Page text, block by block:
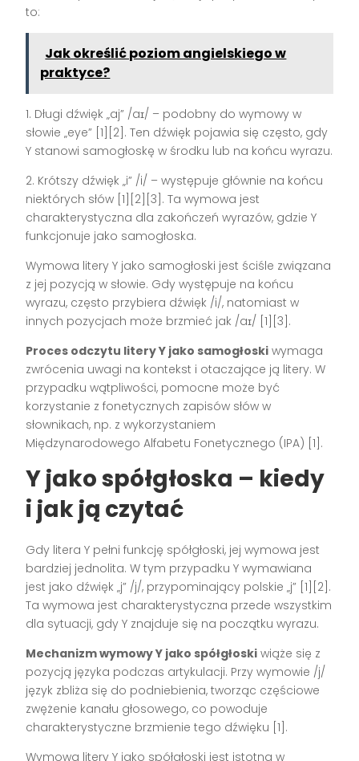
to:
Jak określić poziom angielskiego w
praktyce?
1. Długi dźwięk „aj” /aɪ/ – podobny do wymowy w
słowie „eye” [1][2]. Ten dźwięk pojawia się często, gdy
Y stanowi samogłoskę w środku lub na końcu wyrazu.
2. Krótszy dźwięk „i” /i/ – występuje głównie na końcu
niektórych słów [1][2][3]. Ta wymowa jest
charakterystyczna dla zakończeń wyrazów, gdzie Y
funkcjonuje jako samogłoska.
Wymowa litery Y jako samogłoski jest ściśle związana
z jej pozycją w słowie. Gdy występuje na końcu
wyrazu, często przybiera dźwięk /i/, natomiast w
innych pozycjach może brzmieć jak /aɪ/ [1][3].
Proces odczytu litery Y jako samogłoski wymaga
zwrócenia uwagi na kontekst i otaczające ją litery. W
przypadku wątpliwości, pomocne może być
korzystanie z fonetycznych zapisów słów w
słownikach, np. z wykorzystaniem
Międzynarodowego Alfabetu Fonetycznego (IPA) [1].
Y jako spółgłoska – kiedy
i jak ją czytać
Gdy litera Y pełni funkcję spółgłoski, jej wymowa jest
bardziej jednolita. W tym przypadku Y wymawiana
jest jako dźwięk „j” /j/, przypominający polskie „j” [1][2].
Ta wymowa jest charakterystyczna przede wszystkim
dla sytuacji, gdy Y znajduje się na początku wyrazu.
Mechanizm wymowy Y jako spółgłoski wiąże się z
pozycją języka podczas artykulacji. Przy wymowie /j/
język zbliża się do podniebienia, tworząc częściowe
zwężenie kanału głosowego, co powoduje
charakterystyczne brzmienie tego dźwięku [1].
Wymowa litery Y jako spółgłoski jest istotna w